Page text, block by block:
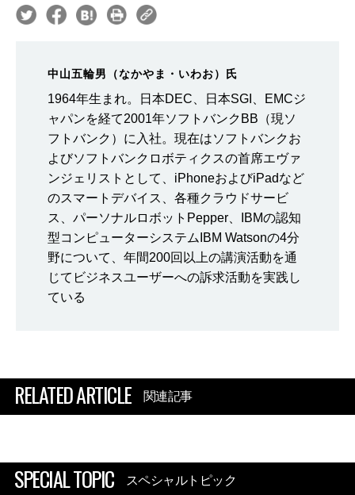
中山五輪男（なかやま・いわお）氏
1964年生まれ。日本DEC、日本SGI、EMCジ
ャパンを経て2001年ソフトバンクBB（現ソ
フトバンク）に入社。現在はソフトバンクお
よびソフトバンクロボティクスの首席エヴァ
ンジェリストとして、iPhoneおよびiPadなど
のスマートデバイス、各種クラウドサービ
ス、パーソナルロボットPepper、IBMの認知
型コンピューターシステムIBM Watsonの4分
野について、年間200回以上の講演活動を通
じてビジネスユーザーへの訴求活動を実践し
ている
RELATED ARTICLE 関連記事
SPECIAL TOPIC スペシャルトピック